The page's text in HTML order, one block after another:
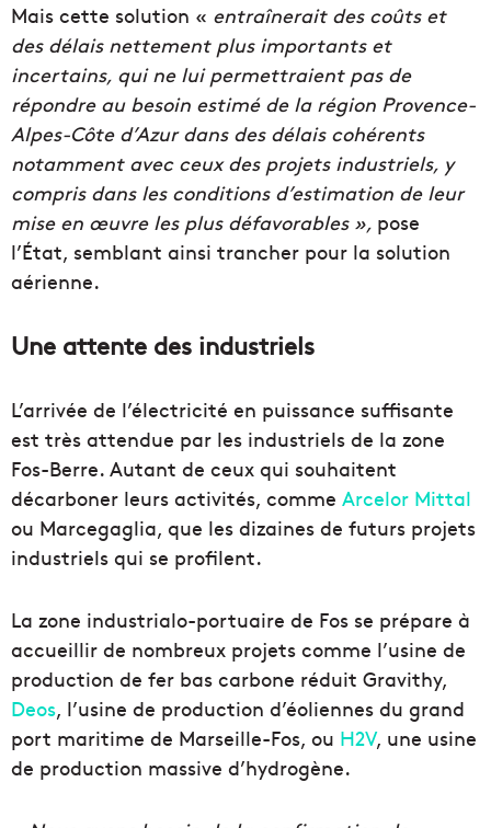
Mais cette solution « entraînerait des coûts et
des délais nettement plus importants et
incertains, qui ne lui permettraient pas de
répondre au besoin estimé de la région Provence-
Alpes-Côte d’Azur dans des délais cohérents
notamment avec ceux des projets industriels, y
compris dans les conditions d’estimation de leur
mise en œuvre les plus défavorables », pose
l’État, semblant ainsi trancher pour la solution
aérienne.
Une attente des industriels
L’arrivée de l’électricité en puissance suffisante
est très attendue par les industriels de la zone
Fos-Berre. Autant de ceux qui souhaitent
décarboner leurs activités, comme Arcelor Mittal
ou Marcegaglia, que les dizaines de futurs projets
industriels qui se profilent.
La zone industrialo-portuaire de Fos se prépare à
accueillir de nombreux projets comme l’usine de
production de fer bas carbone réduit Gravithy,
Deos, l’usine de production d’éoliennes du grand
port maritime de Marseille-Fos, ou H2V, une usine
de production massive d’hydrogène.